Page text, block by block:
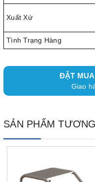
Xuất Xứ
Tình Trạng Hàng
ĐẶT
Giao
SẢN PHẨM